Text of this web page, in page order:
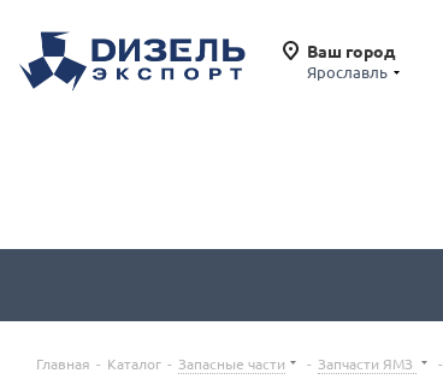
Ваш город
Ярославль
Главная - Каталог - Запасные части - Запчасти ЯМЗ -